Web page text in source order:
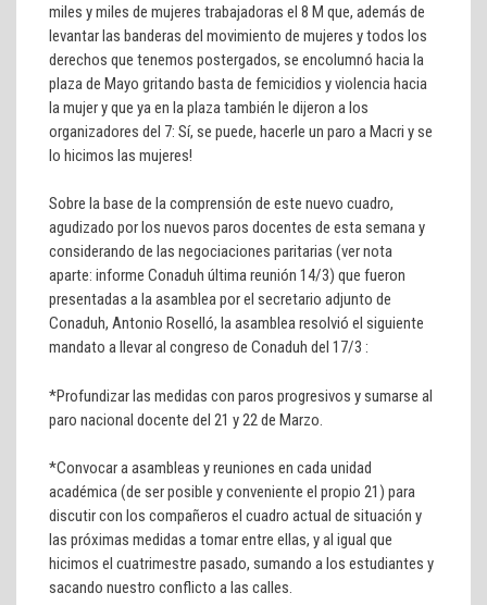
miles y miles de mujeres trabajadoras el 8 M que, además de
levantar las banderas del movimiento de mujeres y todos los
derechos que tenemos postergados, se encolumnó hacia la
plaza de Mayo gritando basta de femicidios y violencia hacia
la mujer y que ya en la plaza también le dijeron a los
organizadores del 7: Sí, se puede, hacerle un paro a Macri y se
lo hicimos las mujeres!
Sobre la base de la comprensión de este nuevo cuadro,
agudizado por los nuevos paros docentes de esta semana y
considerando de las negociaciones paritarias (ver nota
aparte: informe Conaduh última reunión 14/3) que fueron
presentadas a la asamblea por el secretario adjunto de
Conaduh, Antonio Roselló, la asamblea resolvió el siguiente
mandato a llevar al congreso de Conaduh del 17/3 :
*Profundizar las medidas con paros progresivos y sumarse al
paro nacional docente del 21 y 22 de Marzo.
*Convocar a asambleas y reuniones en cada unidad
académica (de ser posible y conveniente el propio 21) para
discutir con los compañeros el cuadro actual de situación y
las próximas medidas a tomar entre ellas, y al igual que
hicimos el cuatrimestre pasado, sumando a los estudiantes y
sacando nuestro conflicto a las calles.